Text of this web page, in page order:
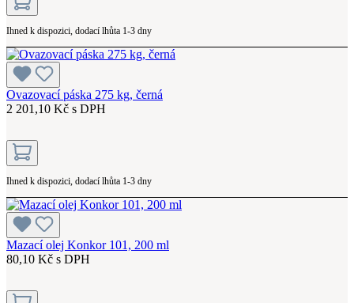
Ihned k dispozici, dodací lhůta 1-3 dny
Ovazovací páska 275 kg, černá
2 201,10 Kč s DPH
Ihned k dispozici, dodací lhůta 1-3 dny
Mazací olej Konkor 101, 200 ml
80,10 Kč s DPH